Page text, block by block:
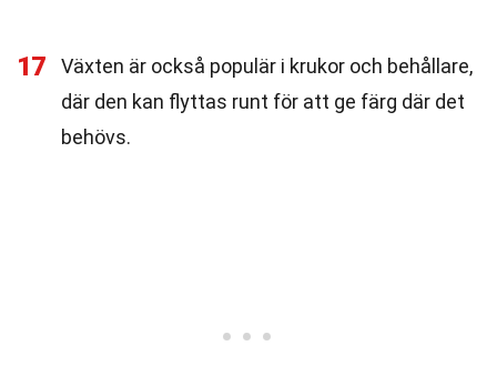
17
Växten är också populär i krukor och behållare,
där den kan flyttas runt för att ge färg där det
behövs.